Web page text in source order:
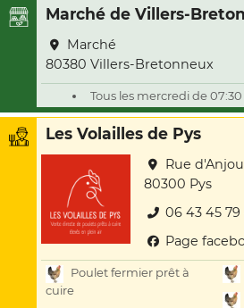
Marché de Villers-
Marché
80380 Villers-Bretonneux
Tous les mercredi de 07:30
Les Volailles de Pys
Rue d'Anjou
80300 Pys
06 43 45
Page
Poulet fermier prêt à
cuire